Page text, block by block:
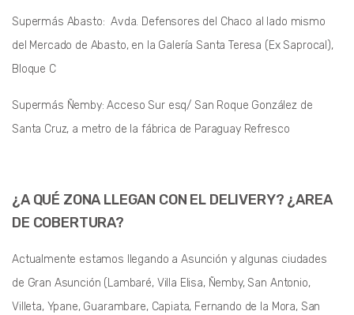
Supermás Abasto: Avda. Defensores del Chaco al lado mismo
del Mercado de Abasto, en la Galería Santa Teresa (Ex Saprocal),
Bloque C
Supermás Ñemby: Acceso Sur esq/ San Roque González de
Santa Cruz, a metro de la fábrica de Paraguay Refresco
¿A QUÉ ZONA LLEGAN CON EL DELIVERY? ¿AREA
DE COBERTURA?
Actualmente estamos llegando a Asunción y algunas ciudades
de Gran Asunción (Lambaré, Villa Elisa, Ñemby, San Antonio,
Villeta, Ypane, Guarambare, Capiata, Fernando de la Mora, San